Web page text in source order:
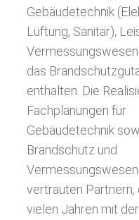
Gebäudetechnik
Lüftung, Sanitär),
das
enthalten. Die
Fachplanungen für
Gebäudetechnik
Brandschutz und
vertrauten Partnern,
vielen Jahren mit